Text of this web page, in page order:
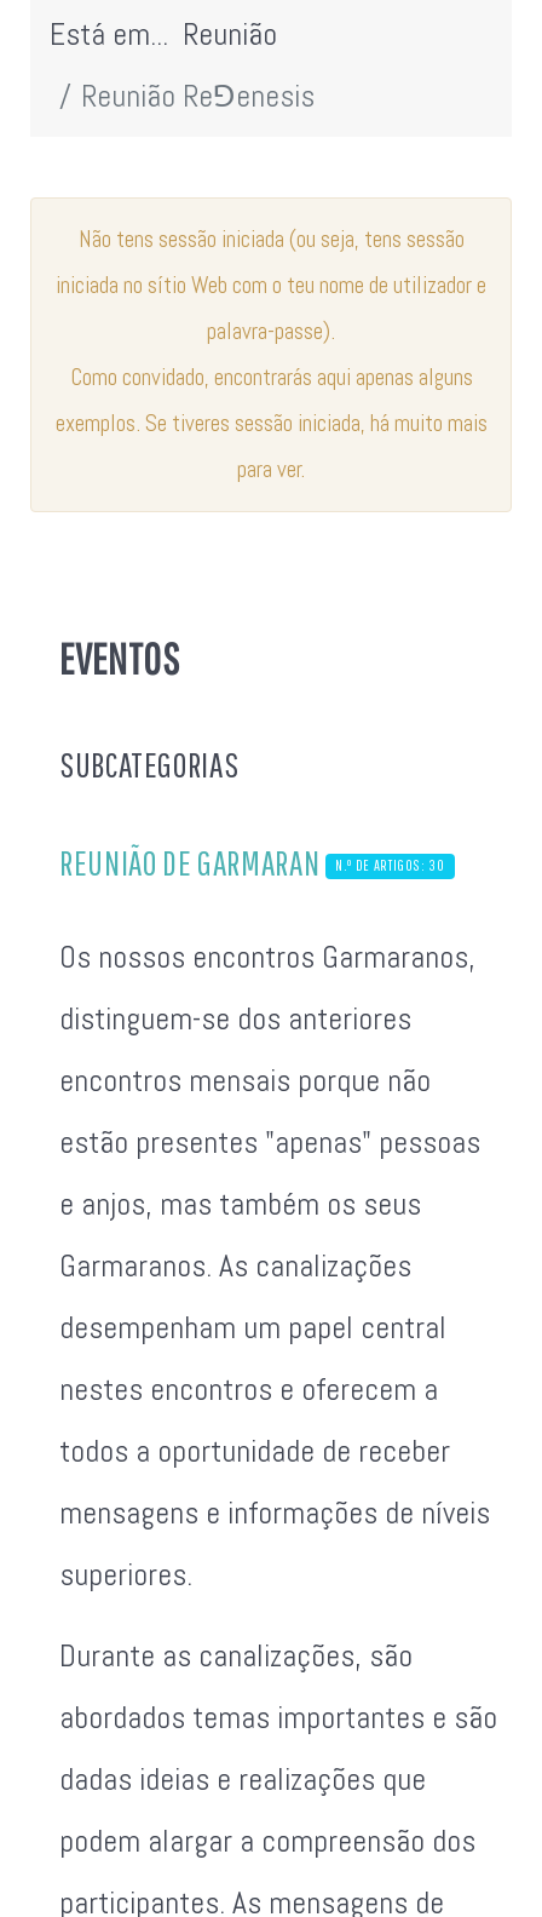
Está em... Reunião
Reunião Re⅁enesis
Não tens sessão iniciada (ou seja, tens sessão
iniciada no sítio Web com o teu nome de utilizador e
palavra-passe).
Como convidado, encontrarás aqui apenas alguns
exemplos. Se tiveres sessão iniciada, há muito mais
para ver.
EVENTOS
SUBCATEGORIAS
REUNIÃO DE GARMARAN N.º DE ARTIGOS: 30
Os nossos encontros Garmaranos,
distinguem-se dos anteriores
encontros mensais porque não
estão presentes "apenas" pessoas
e anjos, mas também os seus
Garmaranos. As canalizações
desempenham um papel central
nestes encontros e oferecem a
todos a oportunidade de receber
mensagens e informações de níveis
superiores.
Durante as canalizações, são
abordados temas importantes e são
dadas ideias e realizações que
podem alargar a compreensão dos
participantes. As mensagens de